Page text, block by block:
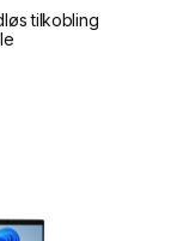
tilkobling